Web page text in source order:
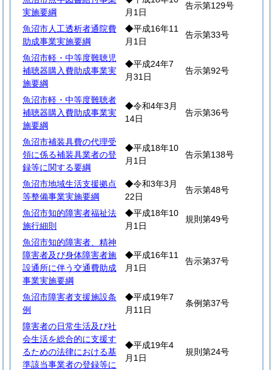
実施要綱
月1日
告示第129号
魚沼市人工透析者通院費
助成事業実施要綱
◆平成16年11
月1日
告示第33号
魚沼市軽・中等度難聴児
補聴器購入費助成事業実
施要綱
◆平成24年7
月31日
告示第92号
魚沼市軽・中等度難聴者
補聴器購入費助成事業実
施要綱
◆令和4年3月
14日
告示第36号
魚沼市補装具費の代理受
領に係る補装具業者の登
録等に関する要綱
◆平成18年10
月1日
告示第138号
魚沼市地域生活支援拠点
等整備事業実施要綱
◆令和3年3月
22日
告示第48号
魚沼市知的障害者福祉法
施行細則
◆平成18年10
月1日
規則第49号
魚沼市知的障害者、精神
障害者及び身体障害者施
設通所に伴う交通費助成
事業実施要綱
◆平成16年11
月1日
告示第37号
魚沼市障害者支援施設条
例
◆平成19年7
月11日
条例第37号
障害者の日常生活及び社
会生活を総合的に支援す
るための法律における基
準該当事業者の登録等に
◆平成19年4
月1日
規則第24号